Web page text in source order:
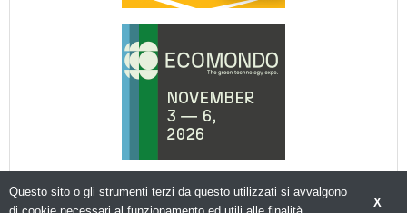
X
Questo sito o gli strumenti terzi da questo utilizzati si avvalgono